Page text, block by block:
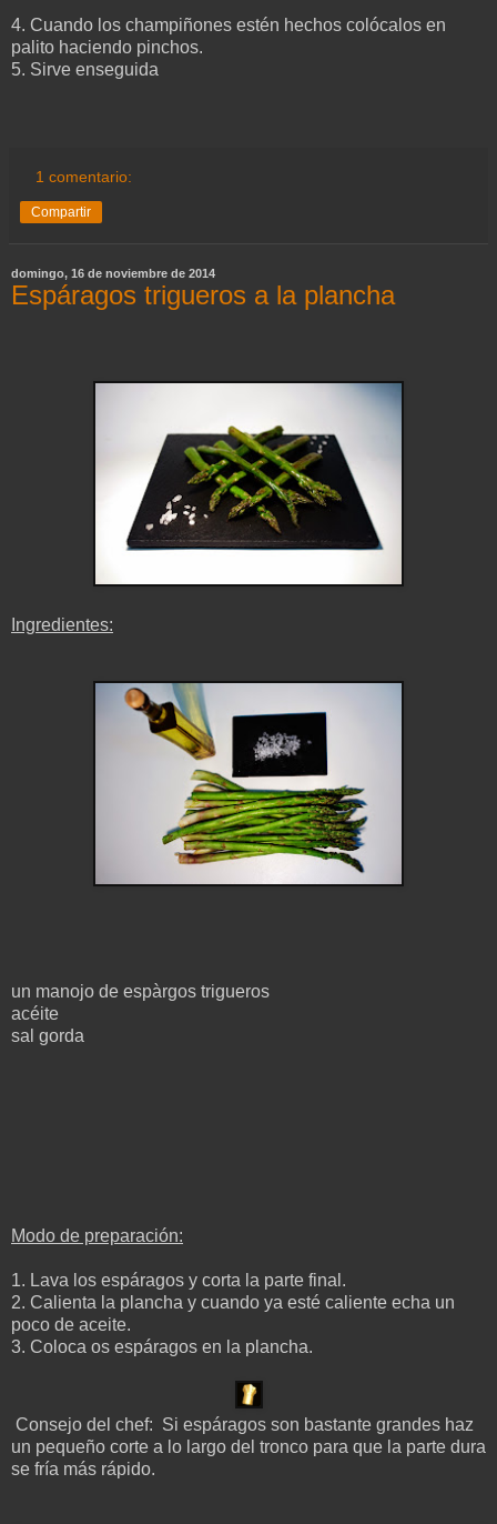
4. Cuando los champiñones estén hechos colócalos en
palito haciendo pinchos.
5. Sirve enseguida
1 comentario:
Compartir
domingo, 16 de noviembre de 2014
Espáragos trigueros a la plancha
Ingredientes:
un manojo de espàrgos trigueros
acéite
sal gorda
Modo de preparación:
1. Lava los espáragos y corta la parte final.
2. Calienta la plancha y cuando ya esté caliente echa un
poco de aceite.
3. Coloca os espáragos en la plancha.
Consejo del chef: Si espáragos son bastante grandes haz
un pequeño corte a lo largo del tronco para que la parte dura
se fría más rápido.